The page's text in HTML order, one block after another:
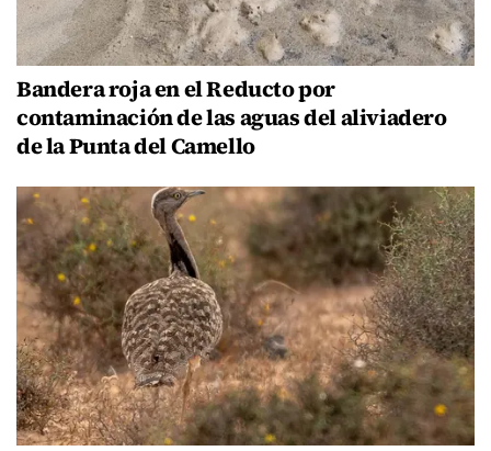
Bandera roja en el Reducto por
contaminación de las aguas del aliviadero
de la Punta del Camello